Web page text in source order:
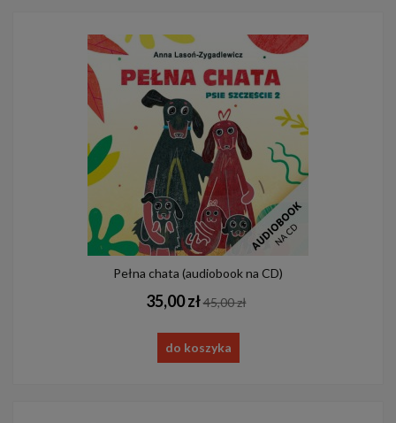
Pełna chata (audiobook na CD)
35,00 zł45,00 zł
do koszyka